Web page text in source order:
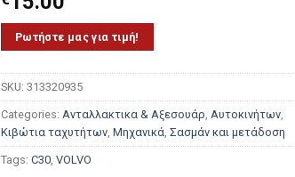
Ρωτήστε μας για τιμή!
SKU: 313320935
Categories: Ανταλλακτικα & Αξεσουάρ, Αυτοκινήτων,
Κιβώτια ταχυτήτων, Μηχανικά, Σασμάν και μετάδοση
Tags: C30, VOLVO